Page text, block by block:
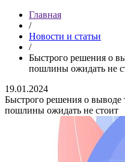
Главная
/
Новости и статьи
/
Быстрого решения о
пошлины ожидать не
19.01.2024
Быстрого решения о выводе
пошлины ожидать не стоит